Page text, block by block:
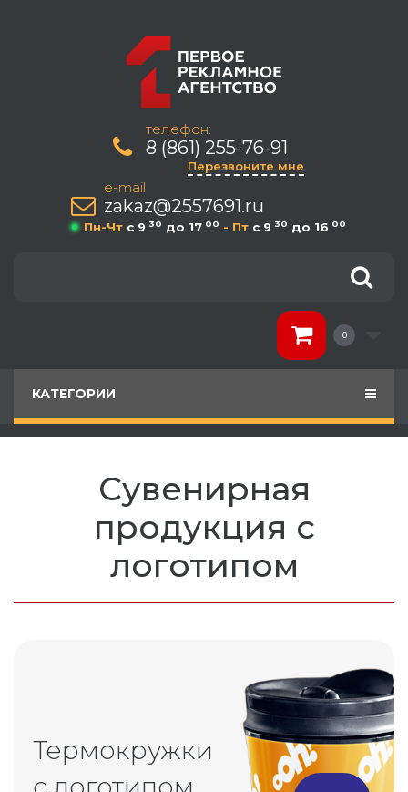
телефон:
8 (861) 255-76-91
Перезвоните мне
e-mail
zakaz@2557691.ru
Пн-Чт c 9 30 до 17 00 - Пт c 9 30 до 16 00
0
КАТЕГОРИИ
Сувенирная
продукция с
логотипом
Термокружки